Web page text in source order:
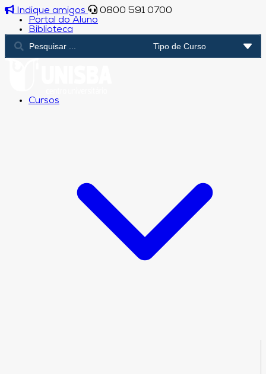
Indique amigos
0800 591 0700
Portal do Aluno
Biblioteca
Cursos